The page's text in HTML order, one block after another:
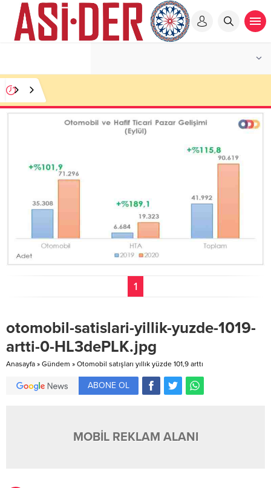
1
otomobil-satislari-yillik-yuzde-1019-
artti-0-HL3dePLK.jpg
Anasayfa » Gündem » Otomobil satışları yıllık yüzde 101,9 arttı
ABONE OL
MOBİL REKLAM ALANI